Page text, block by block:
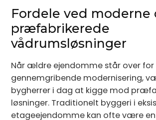
Fordele ved moderne
præfabrikerede
vådrumsløsninger
Når ældre ejendomme står over for
gennemgribende modernisering,
bygherrer i dag at kigge mod
løsninger. Traditionelt byggeri i
etageejendomme kan ofte være